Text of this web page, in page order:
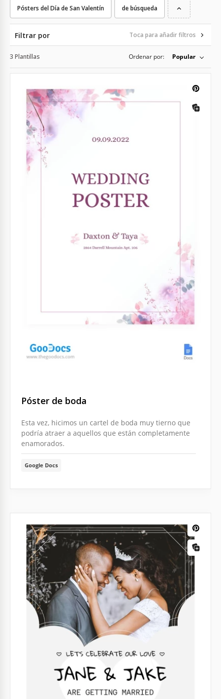
Pósters del Día de San Valentín de búsqueda
Filtrar por Toca para añadir filtros
3 Plantillas Ordenar por: Popular
Póster de boda
Esta vez, hicimos un cartel de boda muy tierno que
podría atraer a aquellos que están completamente
enamorados.
Google Docs